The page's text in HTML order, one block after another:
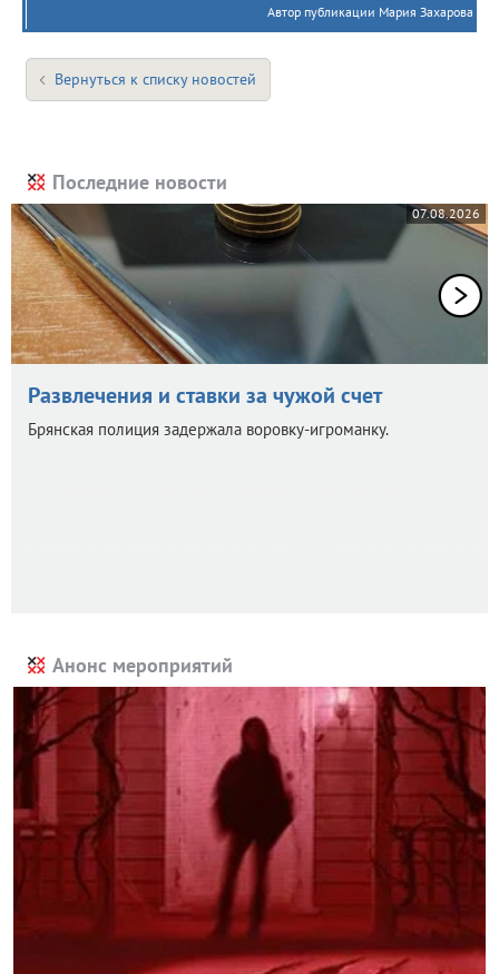
Автор публикации Мария Захарова
Вернуться к списку новостей
Последние новости
07.08.2026
Развлечения и ставки за чужой счет
Брянская полиция задержала воровку-игроманку.
Анонс мероприятий